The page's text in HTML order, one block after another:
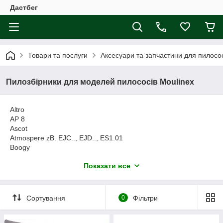
Дастбег
Товари та послуги Аксесуари та запчастини для
Пилозбірники для моделей пилососів Moulinex
Altro
AP 8
Ascot
Atmospere zB. EJC.., EJD.., ES1.01
Boogy
Compact de luxe.. 203, 206..,
Compact de luxe 250.., 259.., 278..,
Compact de luxe 300, 306..
Compact de luxe 500
Показати все
Сортування 0 Фільтри